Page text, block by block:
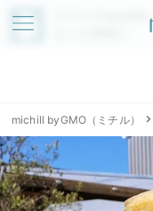
アプリでmichillが
michill byGMO（ミチル）